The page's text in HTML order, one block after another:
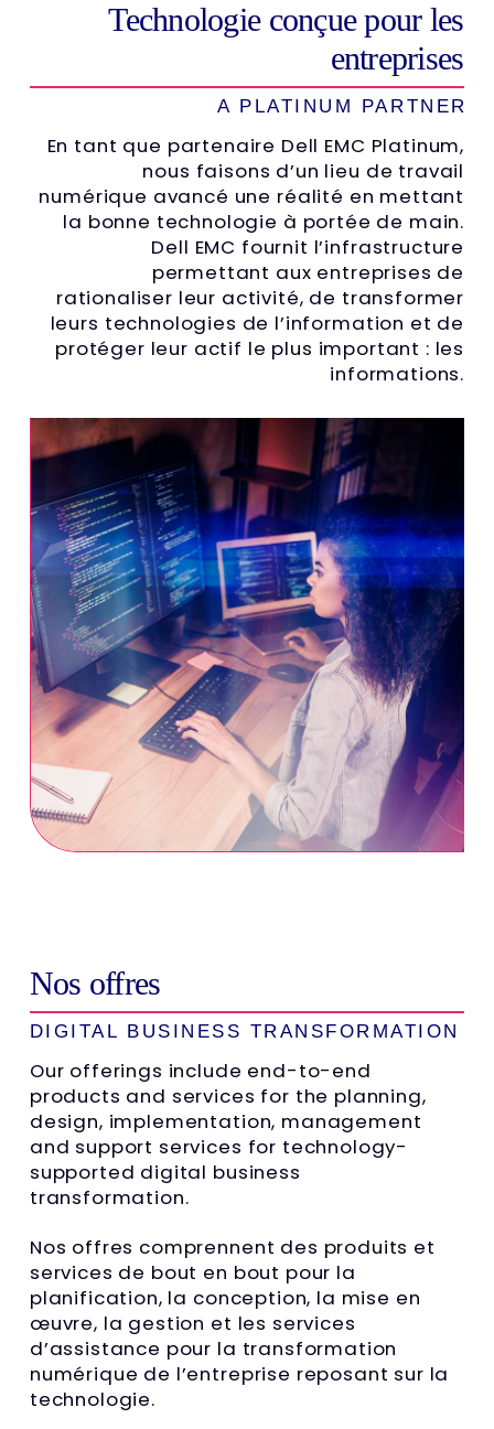
Technologie conçue pour les
entreprises
A PLATINUM PARTNER
En tant que partenaire Dell EMC Platinum,
nous faisons d’un lieu de travail
numérique avancé une réalité en mettant
la bonne technologie à portée de main.
Dell EMC fournit l’infrastructure
permettant aux entreprises de
rationaliser leur activité, de transformer
leurs technologies de l’information et de
protéger leur actif le plus important : les
informations.
Nos offres
DIGITAL BUSINESS TRANSFORMATION
Our offerings include end-to-end
products and services for the planning,
design, implementation, management
and support services for technology-
supported digital business
transformation.
Nos offres comprennent des produits et
services de bout en bout pour la
planification, la conception, la mise en
œuvre, la gestion et les services
d’assistance pour la transformation
numérique de l’entreprise reposant sur la
technologie.